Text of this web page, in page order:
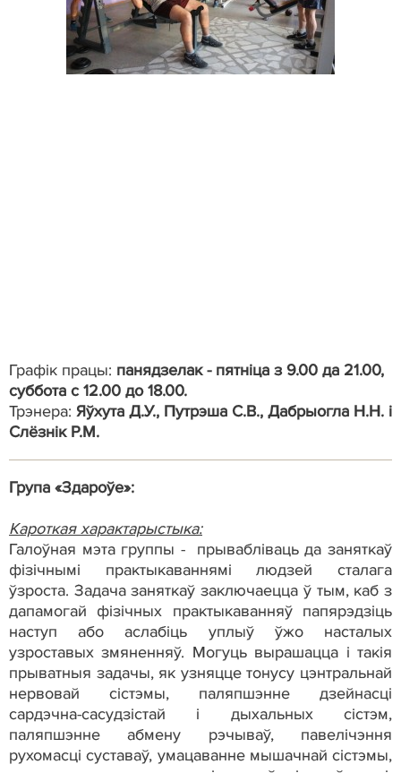
Графік працы: панядзелак - пятніца з 9.00 да 21.00,
суббота с 12.00 до 18.00.
Трэнера: Яўхута Д.У., Путрэша С.В., Дабрыогла Н.Н. і
Слёзнік Р.М.
Група «Здароўе»:
Кароткая характарыстыка:
Галоўная мэта группы - прывабліваць да заняткаў
фізічнымі практыкаваннямі людзей сталага
ўзроста. Задача заняткаў заключаецца ў тым, каб з
дапамогай фізічных практыкаванняў папярэдзіць
наступ або аслабіць уплыў ўжо насталых
узроставых змяненняў. Могуць вырашацца і такія
прыватныя задачы, як узняцце тонусу цэнтральнай
нервовай сістэмы, паляпшэнне дзейнасці
сардэчна-сасудзістай і дыхальных сістэм,
паляпшэнне абмену рэчываў, павелічэння
рухомасці суставаў, умацаванне мышачнай сістэмы,